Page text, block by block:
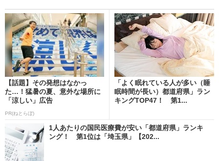
【話題】その発想はなかっ
た…！猛暑の夏、意外な場所に
「涼しい」広告
PR(ねとらぼ)
「よく眠れている人が多い（睡
眠時間が長い）都道府県」ラン
キングTOP47！ 第1...
1人あたりの国民医療費が安い「都道府県」ランキ
ング！ 第1位は「埼玉県」【202...